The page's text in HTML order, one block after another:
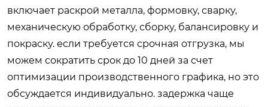
включает раскрой металла, формовку, сварку,
механическую обработку, сборку, балансировку и
покраску. если требуется срочная отгрузка, мы
можем сократить срок до 10 дней за счет
оптимизации производственного графика, но это
обсуждается индивидуально. задержка чаще